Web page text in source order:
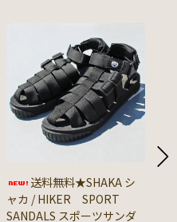
送料無料★SHAKA シ
ャカ / HIKER SPORT
SANDALS スポーツサンダ